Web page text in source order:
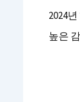
2024
높은